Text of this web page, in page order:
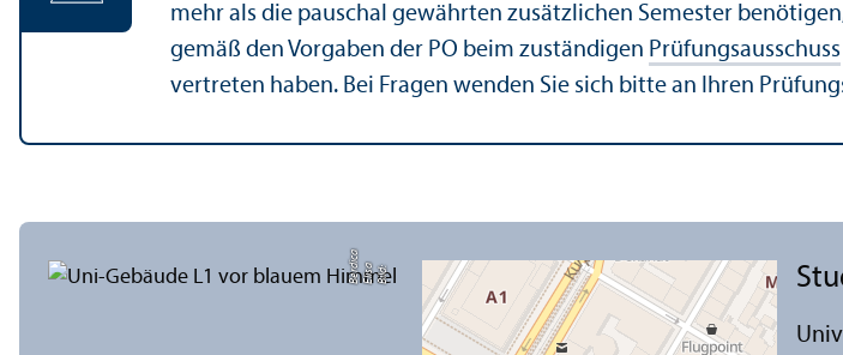
mehr als die pauschal gewährten zusätzlichen Semester
gemäß den Vorgaben der PO beim zuständigen Prüfungs­ausschuss
vertreten haben. Bei Fragen wenden Sie sich bitte an Ihren
Bil
d:
Eli
s
a
B
e
r
dic
a